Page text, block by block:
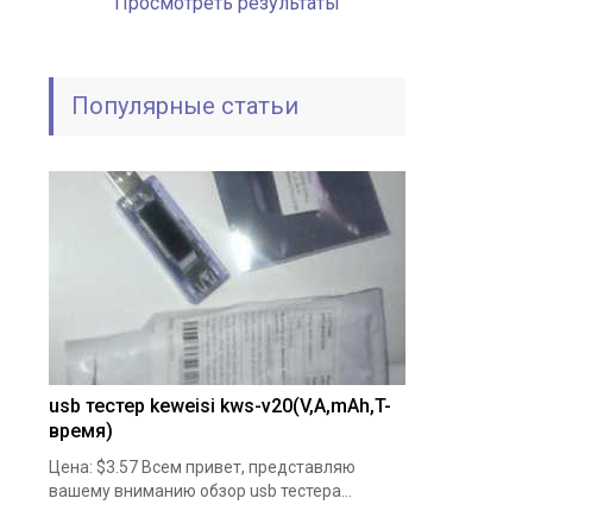
Популярные статьи
usb тестер keweisi kws-v20(V,A,mAh,T-
время)
Цена: $3.57 Всем привет, представляю
вашему вниманию обзор usb тестера...